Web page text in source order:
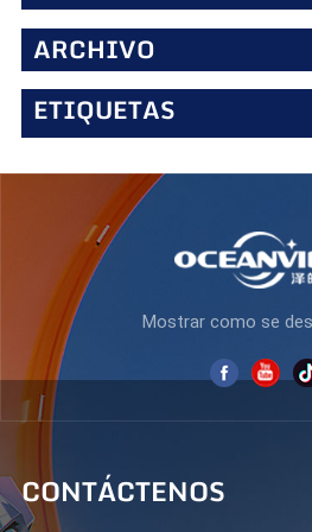
excelencia profesional El
profesionales modernos que
rendimiento. Su diseño elegante y
complementa cualquier espacio
funciones avanzadas como la
la reducción de luz azul
empresarial, este monitor eleva la
tecnología de pantalla de
de trabajo El K245F240 establece
monitores de oficina, combinando
diseño ergonómico para una
inigualable. Mejore su
alto rendimiento y disfrute de
que impulsan la productividad.
ARCHIVO
ETIQUETAS
Mostrar como se
CONTÁCTENOS